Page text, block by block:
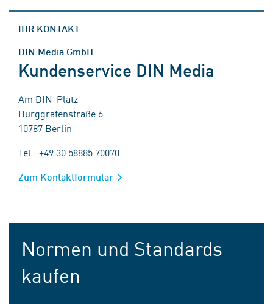
IHR KONTAKT
DIN Media GmbH
Kundenservice DIN Media
Am DIN-Platz
Burggrafenstraße 6
10787 Berlin
Tel.: +49 30 58885 70070
Zum Kontaktformular
Normen und Standards
kaufen